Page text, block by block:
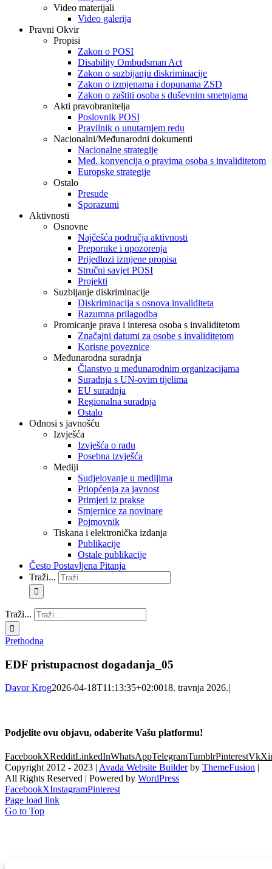
Video materijali
Video galerija
Pravni Okvir
Propisi
Zakon o POSI
Disability Ombudsman Act
Zakon o suzbijanju diskriminacije
Zakon o izmjenama i dopunama ZSD
Zakon o zaštiti osoba s duševnim smetnjama
Akti pravobranitelja
Poslovnik POSI
Pravilnik o unutarnjem redu
Nacionalni/Međunarodni dokumenti
Nacionalne strategije
Međ. konvencija o pravima osoba s invaliditetom
Europske strategije
Ostalo
Presude
Sporazumi
Aktivnosti
Osnovne
Najčešća područja aktivnosti
Preporuke i upozorenja
Prijedlozi izmjene propisa
Stručni savjet POSI
Projekti
Suzbijanje diskriminacije
Diskriminacija s osnova invaliditeta
Razumna prilagodba
Promicanje prava i interesa osoba s invaliditetom
Značajni datumi za osobe s invaliditetom
Korisne poveznice
Međunarodna suradnja
Članstvo u međunarodnim organizacijama
Suradnja s UN-ovim tijelima
EU suradnja
Regionalna suradnja
Ostalo
Odnosi s javnošću
Izvješća
Izvješća o radu
Posebna izvješća
Mediji
Sudjelovanje u medijima
Priopćenja za javnost
Primjeri iz prakse
Smjernice za novinare
Pojmovnik
Tiskana i elektronička izdanja
Publikacije
Ostale publikacije
Često Postavljena Pitanja
Traži...
Traži...
Prethodna
EDF pristupacnost dogadanja_05
Davor Krog2026-04-18T11:13:35+02:0018. travnja 2026.|
Podjelite ovu objavu, odaberite Vašu platformu!
FacebookXRedditLinkedInWhatsAppTelegramTumblrPinterestVk
Copyright 2012 - 2023 | Avada Website Builderby ThemeFusion |
All Rights Reserved | Powered by WordPress
FacebookXInstagramPinterest
Page load link
Go to Top